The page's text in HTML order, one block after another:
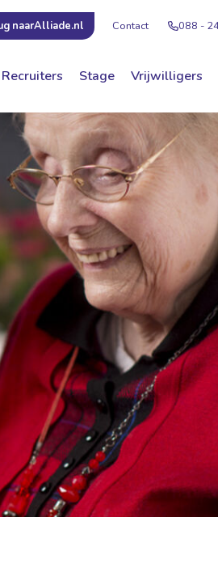
naarAlliade.nl Contact 088 -
Recruiters Stage Vrijwilligers